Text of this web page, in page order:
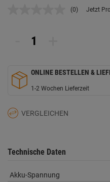
Kein
(0) Jetzt
ONLINE BESTELLEN &
1-2 Wochen Lieferzeit
VERGLEICHEN
Technische Daten
Akku-Spannung